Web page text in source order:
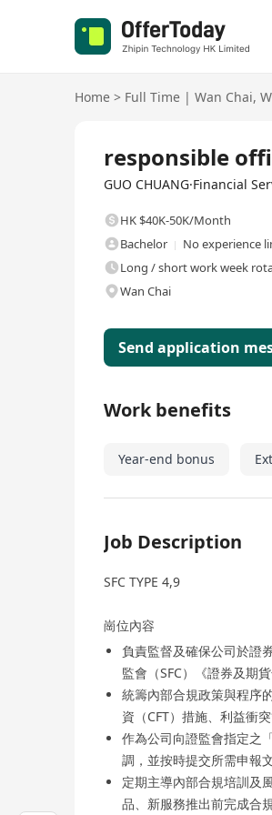
Home > Full Time | Wan Chai,
responsible
GUO CHUANG·Financial
HK $40K-50K/Month
Bachelor
No experience
Long / short work week
Wan Chai
Send application
Work benefits
Year-end bonus
Job Description
SFC TYPE 4,9
崗位內容
負責監督及確保公司於證
監會（SFC）《證券及期
統籌內部合規政策與程序
資（CFT）措施、利益衝
作為公司向證監會指定之
調，並按時提交所需申報
定期主導內部合規培訓及
品、新服務推出前完成合規